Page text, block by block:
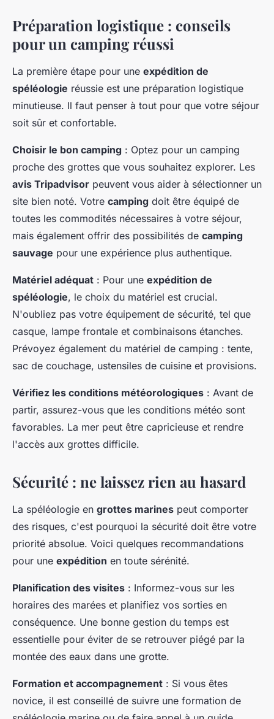
Préparation logistique : conseils
pour un camping réussi
La première étape pour une expédition de
spéléologie réussie est une préparation logistique
minutieuse. Il faut penser à tout pour que votre séjour
soit sûr et confortable.
Choisir le bon camping : Optez pour un camping
proche des grottes que vous souhaitez explorer. Les
avis Tripadvisor peuvent vous aider à sélectionner un
site bien noté. Votre camping doit être équipé de
toutes les commodités nécessaires à votre séjour,
mais également offrir des possibilités de camping
sauvage pour une expérience plus authentique.
Matériel adéquat : Pour une expédition de
spéléologie, le choix du matériel est crucial.
N'oubliez pas votre équipement de sécurité, tel que
casque, lampe frontale et combinaisons étanches.
Prévoyez également du matériel de camping : tente,
sac de couchage, ustensiles de cuisine et provisions.
Vérifiez les conditions météorologiques : Avant de
partir, assurez-vous que les conditions météo sont
favorables. La mer peut être capricieuse et rendre
l'accès aux grottes difficile.
Sécurité : ne laissez rien au hasard
La spéléologie en grottes marines peut comporter
des risques, c'est pourquoi la sécurité doit être votre
priorité absolue. Voici quelques recommandations
pour une expédition en toute sérénité.
Planification des visites : Informez-vous sur les
horaires des marées et planifiez vos sorties en
conséquence. Une bonne gestion du temps est
essentielle pour éviter de se retrouver piégé par la
montée des eaux dans une grotte.
Formation et accompagnement : Si vous êtes
novice, il est conseillé de suivre une formation de